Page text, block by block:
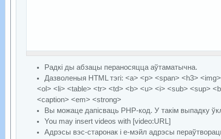
Радкі ды абзацы пераносяцца аўтаматычна.
Дазволеныя HTML тэгі: <a> <p> <span> <h3>
<ol> <li> <table> <tr> <td> <b> <u> <i> <sub> <sup>
<caption> <em> <strong>
Вы можаце дапісваць PHP-код. У такім выпадку
You may insert videos with [video:URL]
Адрэсы вэс-старонак і е-мэйл адрэсы